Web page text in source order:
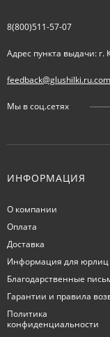
8(800)511-57-07
Адрес пункта выдачи: г.
feedback@glushilki.ru.com
Мы в соц.сетях
ИНФОРМАЦИЯ
О компании
Оплата
Доставка
Информация для юрлиц
Благодарственные
Гарантии и правила
Политика
конфиденциальности